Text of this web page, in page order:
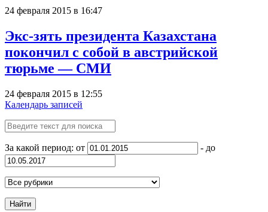
24 февраля 2015 в 16:47
Экс-зять президента Казахстана
покончил с собой в австрийской
тюрьме — СМИ
24 февраля 2015 в 12:55
Календарь записей
За какой период: от - до
Найти